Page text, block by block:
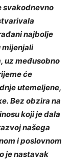
svakodnevno
najbolje
mijenjali
uz međusobno
će
utemeljene,
Bez obzira na
koji je dala
našega
i poslovnom
je nastavak